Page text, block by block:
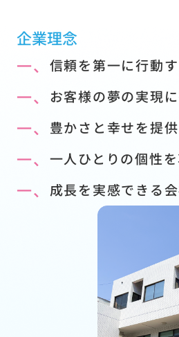
企業理念
一、 信頼を第一に行動
一、 お客様の夢の実現
一、 豊かさと幸せを提
一、 一人ひとりの個性
一、 成長を実感できる